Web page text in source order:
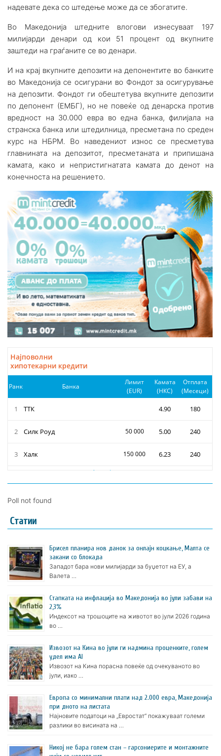
надевате дека со штедење може да се збогатите.
Во Македонија штедните влогови изнесуваат 197
милијарди денари од кои 51 процент од вкупните
заштеди на граѓаните се во денари.
И на крај вкупните депозити на депонентите во банките
во Македонија се осигурани во Фондот за осигурување
на депозити. Фондот ги обештетува вкупните депозити
по депонент (ЕМБГ), но не повеќе од денарска против
вредност на 30.000 евра во една банка, филијала на
странска банка или штедилница, пресметана по среден
курс на НБРМ. Во наведениот износ се пресметува
главнината на депозитот, пресметаната и припишана
камата, како и непристигнатата камата до денот на
конечноста на решението.
Poll not found
Статии
Брисел планира нов данок за онлајн коцкање, Малта се
закани со блокада
Западот бара нови милијарди за буџетот на ЕУ, а
Валета …
Стапката на инфлација во Македонија во јули забави на
2,3%
Индексот на трошоците на животот во јули 2026 година
во …
Извозот на Кина во јули ги надмина проценките, голем
удел има AI
Извозот на Кина порасна повеќе од очекуваното во
јули, иако …
Европа со минимални плати над 2.000 евра, Македонија
при дното на листата
Најновите податоци на „Евростат“ покажуваат големи
разлики во висината на …
Никој не бара голем стан – гарсониерите и монтажните